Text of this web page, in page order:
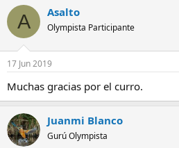
A Asalto
Olympista Participante
17 Jun 2019
Muchas gracias por el curro.
Juanmi Blanco
Gurú Olympista